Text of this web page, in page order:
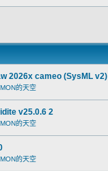
2026x cameo (SysML v2)
的天空
v25.0.6 2
的天空
的天空